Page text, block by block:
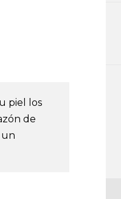
piel los
de
un